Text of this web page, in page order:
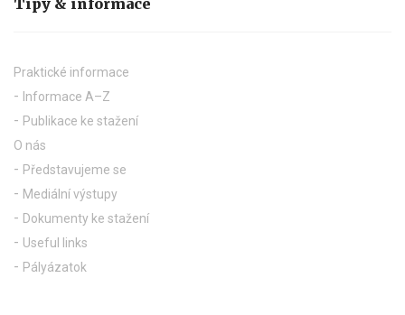
Tipy & informace
Praktické informace
Informace A–Z
Publikace ke stažení
O nás
Představujeme se
Mediální výstupy
Dokumenty ke stažení
Useful links
Pályázatok